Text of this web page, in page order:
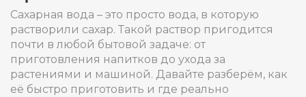
Сахарная вода – это просто вода, в которую
растворили сахар. Такой раствор пригодится
почти в любой бытовой задаче: от
приготовления напитков до ухода за
растениями и машиной. Давайте разберём, как
её быстро приготовить и где реально